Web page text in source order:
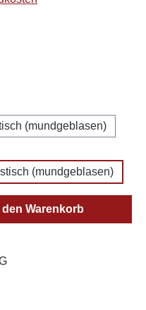
(mundgeblasen)
(mundgeblasen)
gewünschten
den Warenkorb